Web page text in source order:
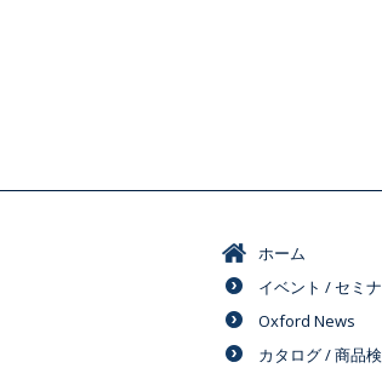
ホーム
イベント / セミ
Oxford News
カタログ / 商品